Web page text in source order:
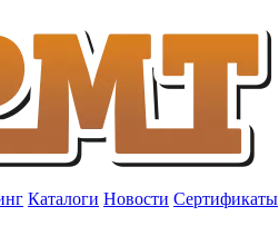
Каталоги Новости Сертификаты